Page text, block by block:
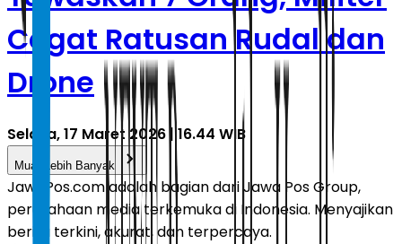
Cegat Ratusan Rudal dan
Drone
Selasa, 17 Maret 2026 | 16.44 WIB
Muat Lebih Banyak
JawaPos.com adalah bagian dari Jawa Pos Group,
perusahaan media terkemuka di Indonesia. Menyajikan
berita terkini, akurat, dan terpercaya.